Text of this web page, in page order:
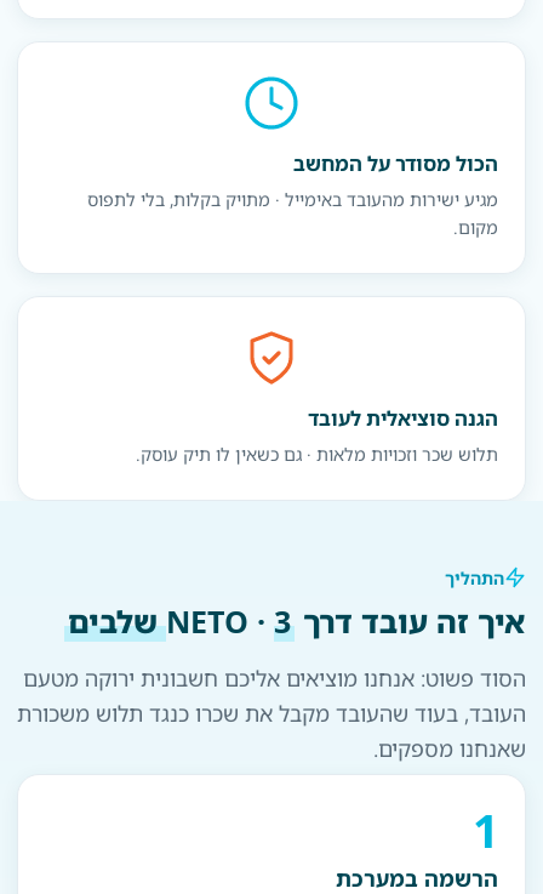
הכול מסודר על המחשב
מגיע ישירות מהעובד באימייל · מתויק בקלות, בלי לתפוס
מקום.
הגנה סוציאלית לעובד
תלוש שכר וזכויות מלאות · גם כשאין לו תיק עוסק.
התהליך
איך זה עובד דרך NETO · 3 שלבים
הסוד פשוט: אנחנו מוציאים אליכם חשבונית ירוקה מטעם
העובד, בעוד שהעובד מקבל את שכרו כנגד תלוש משכורת
שאנחנו מספקים.
1
הרשמה במערכת